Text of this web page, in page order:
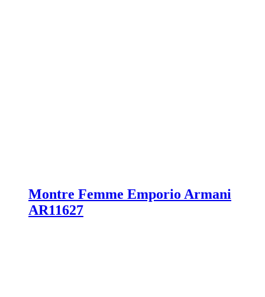
Montre Femme Emporio Armani
AR11627